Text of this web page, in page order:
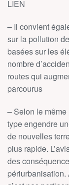
LIEN
– Il convient
sur la pollution
basées sur les
nombre
routes qui
parcourus
– Selon le même
type engendre
de nouvelles
plus rapide.
des